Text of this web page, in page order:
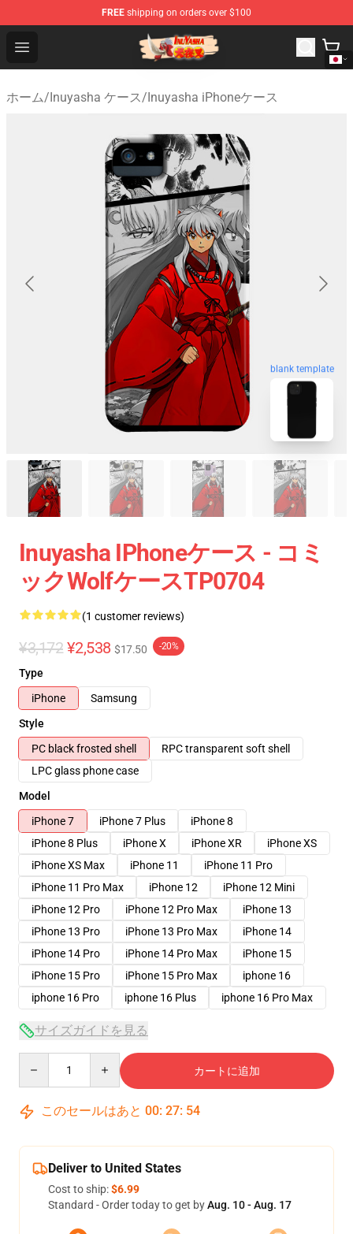
FREE shipping on orders over $100
Open menu
Inuyasha Store - Official Inuyasha Merchandise Shop
ホーム/Inuyasha ケース/Inuyasha iPhoneケース
blank template
Inuyasha IPhoneケース - コミ
ックWolfケースTP0704
(1 customer reviews)
¥3,172 ¥2,538 $17.50 -20%
Type
iPhone
Samsung
Style
PC black frosted shell
RPC transparent soft shell
LPC glass phone case
Model
iPhone 7
iPhone 7 Plus
iPhone 8
iPhone 8 Plus
iPhone X iPhone XR
iPhone XS
iPhone XS Max
iPhone 11
iPhone 11 Pro
iPhone 11 Pro Max
iPhone 12
iPhone 12 Mini
iPhone 12 Pro
iPhone 12 Pro Max
iPhone 13
iPhone 13 Pro
iPhone 13 Pro Max
iPhone 14
iPhone 14 Pro
iPhone 14 Pro Max
iPhone 15
iPhone 15 Pro
iPhone 15 Pro Max
iphone 16
iphone 16 Pro
iphone 16 Plus iphone 16 Pro Max
サイズガイドを見る
カートに追加
このセールはあと 00: 27: 54
Deliver to United States
Cost to ship:$6.99
Standard - Order today to get byAug. 10 - Aug. 17